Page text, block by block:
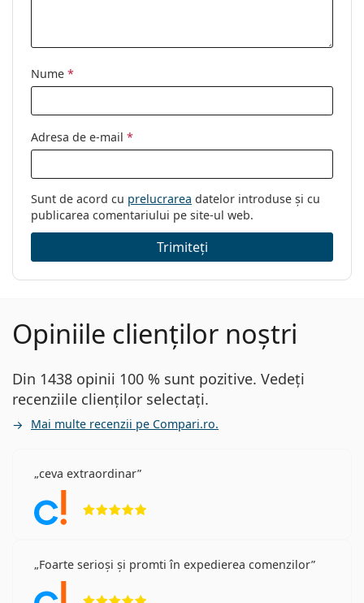
Categorie:
Ochelari de vedere
Brand:
Cod:
Nume *
Adresa de e-mail *
Sunt de acord cu prelucrarea datelor introduse și cu
publicarea comentariului pe site-ul web.
Trimiteți
Opiniile clienților noștri
Din 1438 opinii 100 % sunt pozitive. Vedeți
recenziile clienților selectați.
Mai multe recenzii pe Compari.ro.
ceva extraordinar
Foarte serioși și promti în expedierea comenzilor